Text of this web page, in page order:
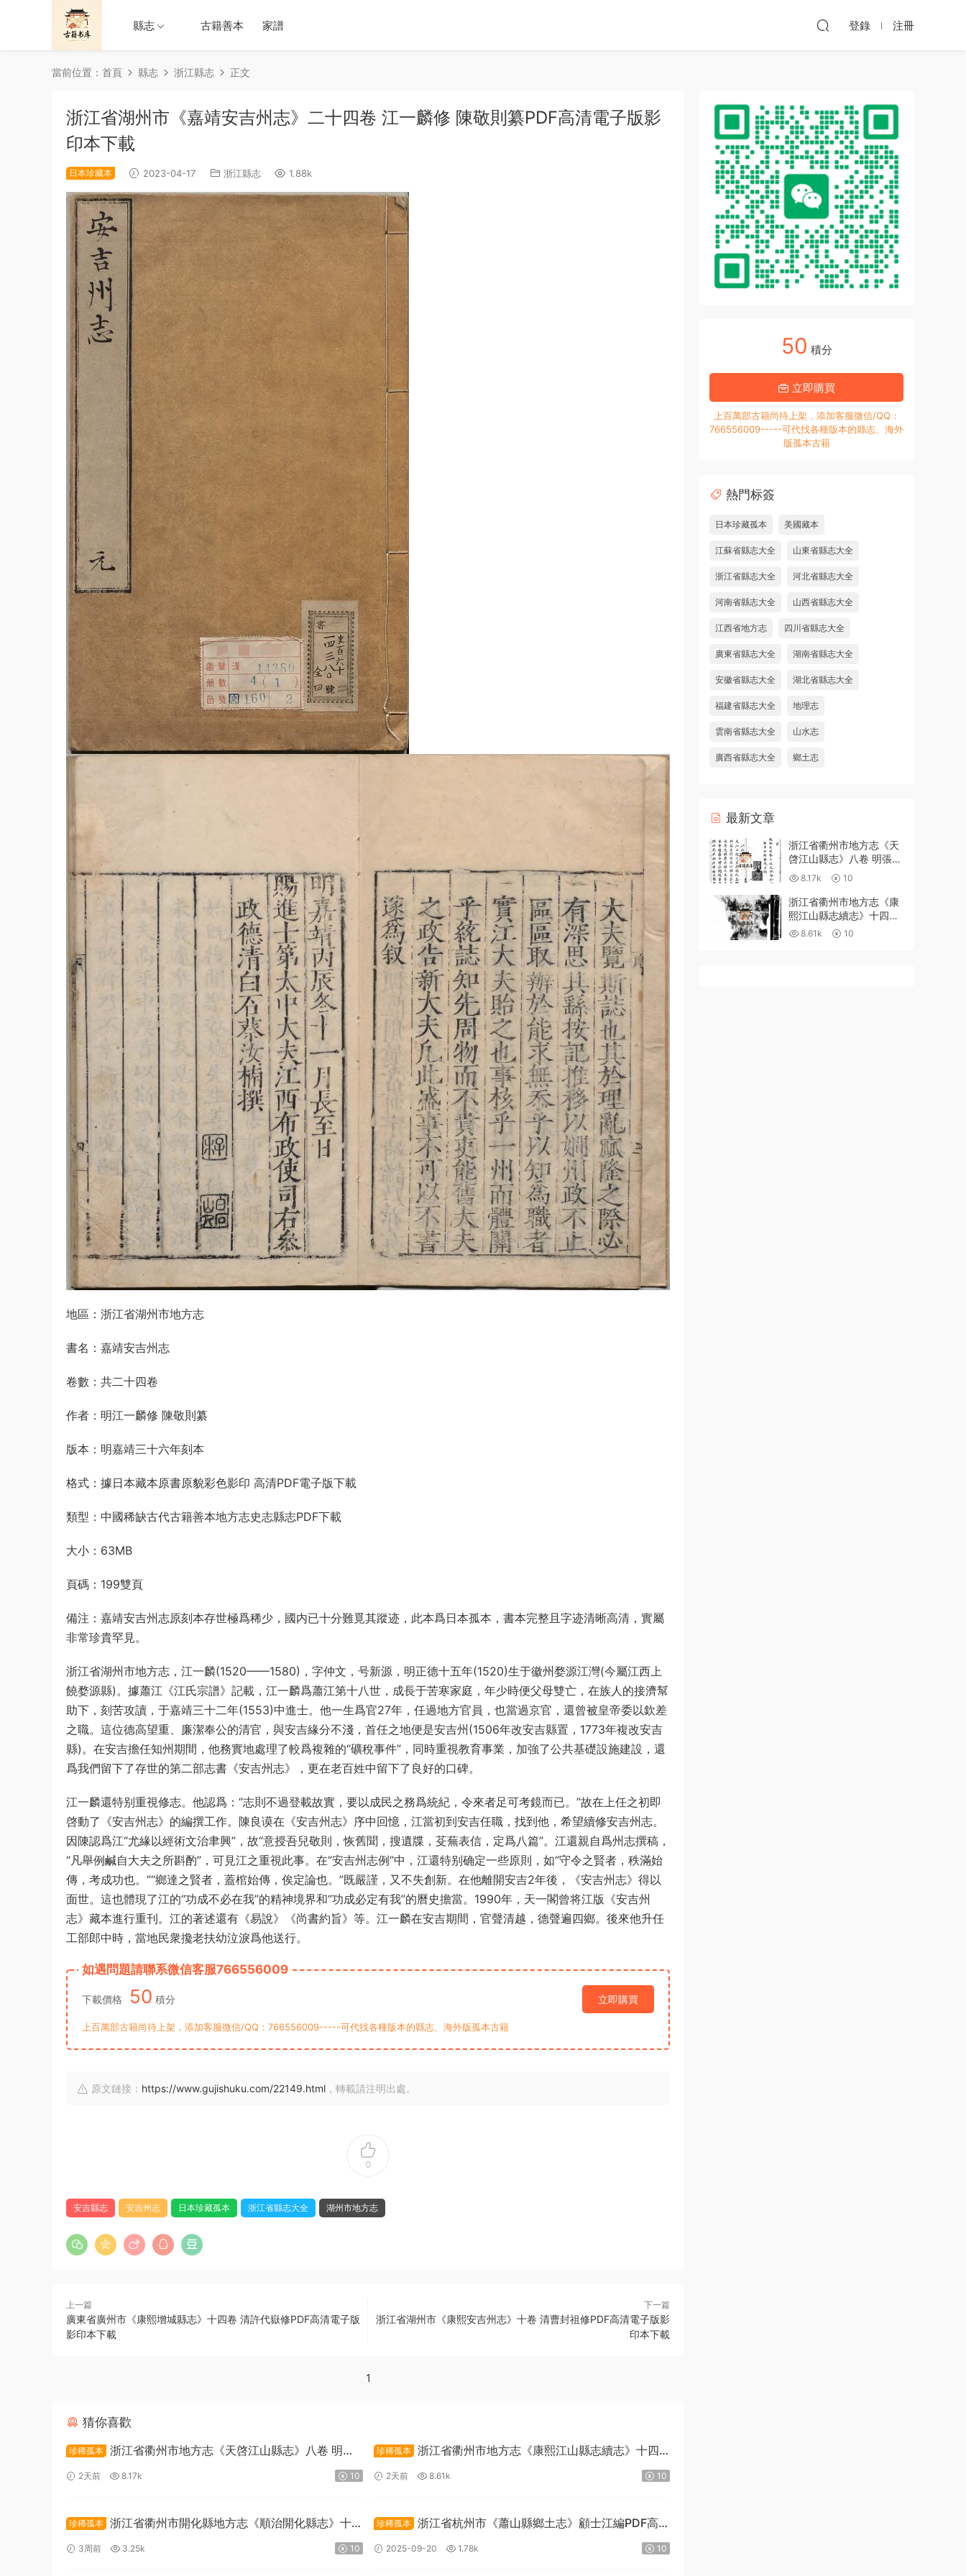
縣志 古籍善本 家譜 登錄 注冊
當前位置： 首頁 縣志 浙江縣志 正文
浙江省湖州市《嘉靖安吉州志》二十四卷 江一麟修 陳敬則纂PDF高清電子版影
印本下載
日本珍藏本 2023-04-17 浙江縣志 1.88k
地區：浙江省湖州市地方志
書名：嘉靖安吉州志
卷數：共二十四卷
作者：明江一麟修 陳敬則纂
版本：明嘉靖三十六年刻本
格式：據日本藏本原書原貌彩色影印 高清PDF電子版下載
類型：中國稀缺古代古籍善本地方志史志縣志PDF下載
大小：63MB
頁碼：199雙頁
備注：嘉靖安吉州志原刻本存世極爲稀少，國内已十分難覓其蹤迹，此本爲日本孤本，書本完整且字迹清晰高清，實屬
非常珍貴罕見。
浙江省湖州市地方志，江一麟(1520——1580)，字仲文，号新源，明正德十五年(1520)生于徽州婺源江灣(今屬江西上
饒婺源縣)。據蕭江《江氏宗譜》記載，江一麟爲蕭江第十八世，成長于苦寒家庭，年少時便父母雙亡，在族人的接濟幫
助下，刻苦攻讀，于嘉靖三十二年(1553)中進士。他一生爲官27年，任過地方官員，也當過京官，還曾被皇帝委以欽差
之職。這位德高望重、廉潔奉公的清官，與安吉緣分不淺，首任之地便是安吉州(1506年改安吉縣置，1773年複改安吉
縣)。在安吉擔任知州期間，他務實地處理了較爲複雜的“礦稅事件”，同時重視教育事業，加強了公共基礎設施建設，還
爲我們留下了存世的第二部志書《安吉州志》，更在老百姓中留下了良好的口碑。
江一麟還特别重視修志。他認爲：“志則不過登載故實，要以成民之務爲統紀，令來者足可考鏡而已。”故在上任之初即
啓動了《安吉州志》的編撰工作。陳良谟在《安吉州志》序中回憶，江當初到安吉任職，找到他，希望續修安吉州志。
因陳認爲江“尤緣以經術文治聿興”，故“意授吾兒敬則，恢舊聞，搜遺牒，芟蕪表信，定爲八篇”。江還親自爲州志撰稿，
“凡舉例鹹自大夫之所斟酌”，可見江之重視此事。在“安吉州志例”中，江還特别确定一些原則，如“守令之賢者，秩滿始
傳，考成功也。”“鄉達之賢者，蓋棺始傳，俟定論也。”既嚴謹，又不失創新。在他離開安吉2年後，《安吉州志》得以
面世。這也體現了江的“功成不必在我”的精神境界和“功成必定有我”的曆史擔當。1990年，天一閣曾将江版《安吉州
志》藏本進行重刊。江的著述還有《易說》《尚書約旨》等。江一麟在安吉期間，官聲清越，德聲遍四鄉。後來他升任
工部郎中時，當地民衆攙老扶幼泣淚爲他送行。
如遇問題請聯系微信客服766556009
下載價格 50 積分 立即購買
上百萬部古籍尚待上架，添加客服微信/QQ：766556009-----可代找各種版本的縣志、海外版孤本古籍
原文鏈接： https://www.gujishuku.com/22149.html ，轉載請注明出處。
0
安吉縣志 安吉州志 日本珍藏孤本 浙江省縣志大全 湖州市地方志
上一篇
廣東省廣州市《康熙增城縣志》十四卷 清許代嶽修PDF高清電子版
影印本下載
下一篇
浙江省湖州市《康熙安吉州志》十卷 清曹封祖修PDF高清電子版影
印本下載
1
猜你喜歡
珍稀孤本 浙江省衢州市地方志《天啓江山縣志》八卷 明張
鳳翼 徐日葵纂修PDF高清電子版下載
2天前 8.17k 10
珍稀孤本
浙江省衢州市地方志《康熙江山縣志續志》十四
卷附錄一卷 清汪浩修 宋俊纂PDF高清電子版下載
2天前 8.61k 10
珍稀孤本 浙江省衢州市開化縣地方志《順治開化縣志》十
卷 清朱鳳台 徐世蔭纂修PDF高清電子版下載
3周前 3.25k 10
珍稀孤本
浙江省杭州市《蕭山縣鄉土志》顧士江編PDF高清
電子版下載
2025-09-20 1.78k 10
50 積分
立即購買
上百萬部古籍尚待上架，添加客服微信/QQ：
766556009-----可代找各種版本的縣志、海外
版孤本古籍
熱門标簽
日本珍藏孤本 美國藏本
江蘇省縣志大全 山東省縣志大全
浙江省縣志大全 河北省縣志大全
河南省縣志大全 山西省縣志大全
江西省地方志 四川省縣志大全
廣東省縣志大全 湖南省縣志大全
安徽省縣志大全 湖北省縣志大全
福建省縣志大全 地理志
雲南省縣志大全 山水志
廣西省縣志大全 鄉土志
最新文章
浙江省衢州市地方志《天
啓江山縣志》八卷 明張鳳
翼 徐日葵纂修PDF高清電
子版下載
8.17k 10
浙江省衢州市地方志《康
熙江山縣志續志》十四卷
附錄一卷 清汪浩修 宋俊
8.61k 10